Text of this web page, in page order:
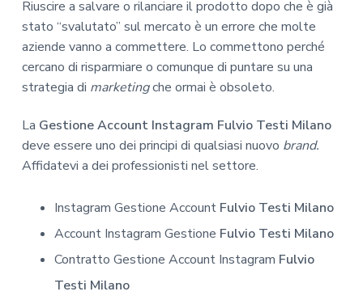
Riuscire a salvare o rilanciare il prodotto dopo che è già
stato “svalutato” sul mercato è un errore che molte
aziende vanno a commettere. Lo commettono perché
cercano di risparmiare o comunque di puntare su una
strategia di marketingche ormai è obsoleto.
La Gestione Account Instagram Fulvio Testi Milano
deve essere uno dei principi di qualsiasi nuovo brand.
Affidatevi a dei professionisti nel settore.
Instagram Gestione Account Fulvio Testi Milano
Account Instagram Gestione Fulvio Testi Milano
Contratto Gestione Account Instagram Fulvio
Testi Milano